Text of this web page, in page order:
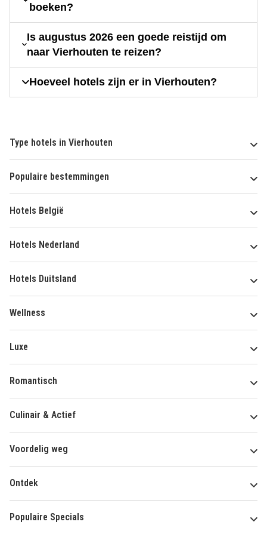
boeken?
Is augustus 2026 een goede reistijd om
naar Vierhouten te reizen?
Hoeveel hotels zijn er in Vierhouten?
Type hotels in Vierhouten
Populaire bestemmingen
Hotels België
Hotels Nederland
Hotels Duitsland
Wellness
Luxe
Romantisch
Culinair & Actief
Voordelig weg
Ontdek
Populaire Specials